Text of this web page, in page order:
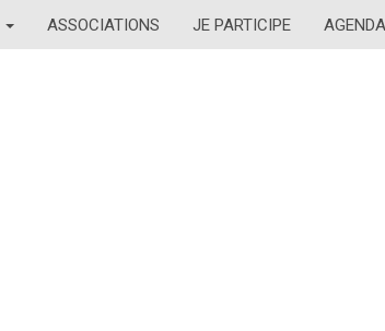
ASSOCIATIONS JE PARTICIPE AGENDA